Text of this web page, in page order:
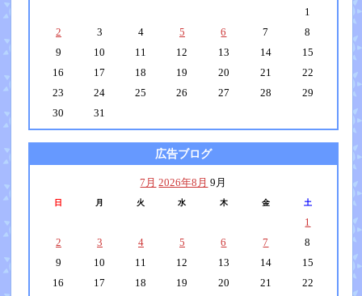
1
2
3 4 5 6 7
8
9
10 11 12 13 14
15
16
17 18 19 20 21
22
23
24 25 26 27 28
29
30
31
広告ブログ
7月 2026年8月 9月
日 月 火 水 木 金 土
1
2
3 4 5 6 7
8
9
10 11 12 13 14
15
16
17 18 19 20 21
22